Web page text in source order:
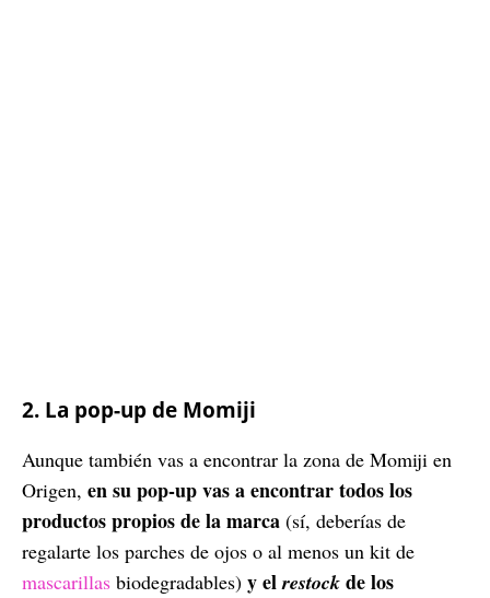
2. La pop-up de Momiji
Aunque también vas a encontrar la zona de Momiji en
Origen, en su pop-up vas a encontrar todos los
productos propios de la marca (sí, deberías de
regalarte los parches de ojos o al menos un kit de
mascarillas biodegradables) y elrestock de los